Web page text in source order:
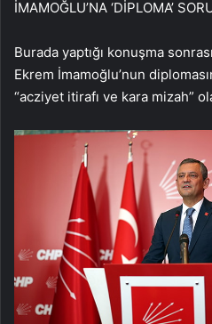
İMAMOĞLU’NA ‘DİPLOMA’
Burada yaptığı konuşma
Ekrem İmamoğlu’nun
“acziyet itirafı ve kara mizah”